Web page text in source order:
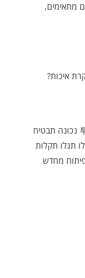
מתאימים,
איכות?
זה נכון, QA מוסיף למערכת קצת זמן, אבל 투자 נכונה תבטיח
תגלו תקלות
מחדש